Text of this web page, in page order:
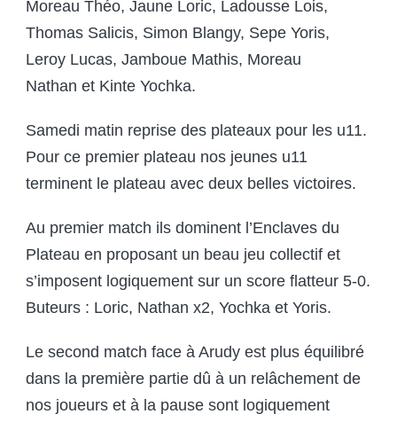
Moreau Théo, Jaune Loric, Ladousse Lois,
Thomas Salicis, Simon Blangy, Sepe Yoris,
Leroy Lucas, Jamboue Mathis, Moreau
Nathan et Kinte Yochka.
Samedi matin reprise des plateaux pour les u11.
Pour ce premier plateau nos jeunes u11
terminent le plateau avec deux belles victoires.
Au premier match ils dominent l’Enclaves du
Plateau en proposant un beau jeu collectif et
s’imposent logiquement sur un score flatteur 5-0.
Buteurs : Loric, Nathan x2, Yochka et Yoris.
Le second match face à Arudy est plus équilibré
dans la première partie dû à un relâchement de
nos joueurs et à la pause sont logiquement